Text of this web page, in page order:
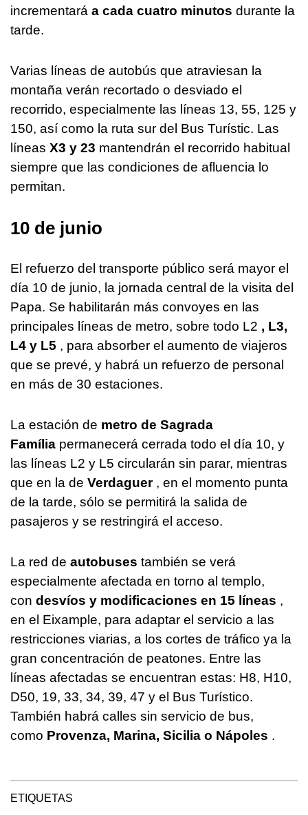
incrementará a cada cuatro minutos durante la
tarde.
Varias líneas de autobús que atraviesan la
montaña verán recortado o desviado el
recorrido, especialmente las líneas 13, 55, 125 y
150, así como la ruta sur del Bus Turístic. Las
líneas X3 y 23 mantendrán el recorrido habitual
siempre que las condiciones de afluencia lo
permitan.
10 de junio
El refuerzo del transporte público será mayor el
día 10 de junio, la jornada central de la visita del
Papa. Se habilitarán más convoyes en las
principales líneas de metro, sobre todo L2 , L3,
L4 y L5 , para absorber el aumento de viajeros
que se prevé, y habrá un refuerzo de personal
en más de 30 estaciones.
La estación de metro de Sagrada
Família permanecerá cerrada todo el día 10, y
las líneas L2 y L5 circularán sin parar, mientras
que en la de Verdaguer, en el momento punta
de la tarde, sólo se permitirá la salida de
pasajeros y se restringirá el acceso.
La red de autobuses también se verá
especialmente afectada en torno al templo,
con desvíos y modificaciones en 15 líneas ,
en el Eixample, para adaptar el servicio a las
restricciones viarias, a los cortes de tráfico ya la
gran concentración de peatones. Entre las
líneas afectadas se encuentran estas: H8, H10,
D50, 19, 33, 34, 39, 47 y el Bus Turístico.
También habrá calles sin servicio de bus,
como Provenza, Marina, Sicilia o Nápoles .
ETIQUETAS